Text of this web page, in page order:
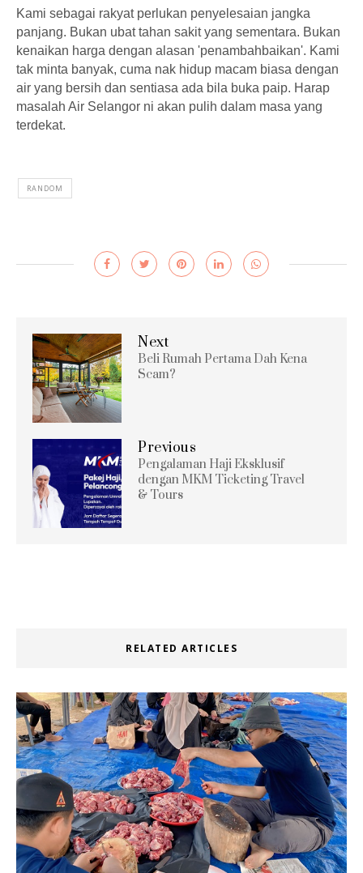
Kami sebagai rakyat perlukan penyelesaian jangka
panjang. Bukan ubat tahan sakit yang sementara. Bukan
kenaikan harga dengan alasan 'penambahbaikan'. Kami
tak minta banyak, cuma nak hidup macam biasa dengan
air yang bersih dan sentiasa ada bila buka paip. Harap
masalah Air Selangor ni akan pulih dalam masa yang
terdekat.
RANDOM
Next
Beli Rumah Pertama Dah Kena
Scam?
Previous
Pengalaman Haji Eksklusif
dengan MKM Ticketing Travel
& Tours
RELATED ARTICLES